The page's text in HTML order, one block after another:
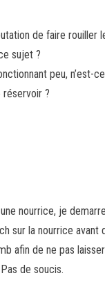
de faire rouiller
sujet ?
peu, n’est-
réservoir ?
nourrice, je
sur la nourrice avant
afin de ne pas
de soucis.